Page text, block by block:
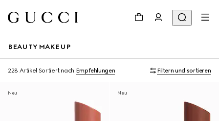
BEAUTY MAKEUP
228 Artikel Sortiert nach Empfehlungen Filtern und sortieren
Neu Neu